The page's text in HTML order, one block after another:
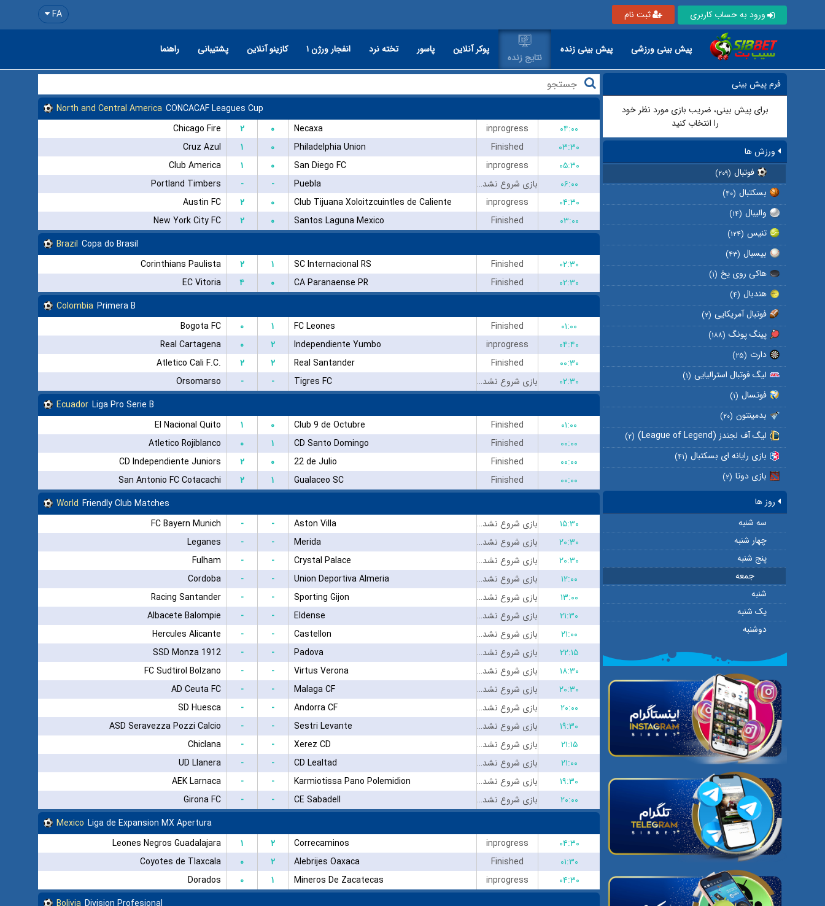
FA ورود به حساب کاربری ثبت نام
پیش بینی ورزشی پیش بینی زنده
نتایج زنده
پوکر آنلاین پاسور تخته نرد انفجار ورژن ۱ کازینو آنلاین پشتیبانی راهنما
فرم پیش بینی
برای پیش بینی، ضریب بازی مورد نظر خود
را انتخاب کنید
ورزش ها
فوتبال (۲۰۹)
بسکتبال (۴۰)
والیبال (۱۴)
تنیس (۱۲۴)
بیسبال (۴۳)
هاکی روی یخ (۱)
هندبال (۴)
فوتبال آمریکایی (۲)
پینگ پونگ (۱۸۸)
دارت (۲۵)
لیگ فوتبال استرالیایی (۱)
فوتسال (۱)
بدمینتون (۲۰)
لیگ آف لجندز (League of Legend) (۲)
بازی رایانه ای بسکتبال (۴۱)
بازی دوتا (۲)
روز ها
سه شنبه
چهار شنبه
پنج شنبه
جمعه
شنبه
یک شنبه
دوشنبه
North and Central America CONCACAF Leagues Cup
Chicago Fire
۲ ۰ Necaxa inprogress
۰۴:۰۰
Cruz Azul
۱ ۰ Philadelphia Union Finished
۰۳:۳۰
Club America
۱ ۰ San Diego FC inprogress
۰۵:۳۰
Portland Timbers
- - Puebla بازی شروع نشده است
۰۶:۰۰
Austin FC
۲ ۰ Club Tijuana Xoloitzcuintles de Caliente inprogress
۰۴:۳۰
New York City FC
۲ ۰ Santos Laguna Mexico Finished
۰۳:۰۰
Brazil Copa do Brasil
Corinthians Paulista
۲ ۱ SC Internacional RS Finished
۰۲:۳۰
EC Vitoria
۴ ۰ CA Paranaense PR Finished
۰۲:۳۰
Colombia Primera B
Bogota FC
۰ ۱ FC Leones Finished
۰۱:۰۰
Real Cartagena
۰ ۲ Independiente Yumbo inprogress
۰۴:۴۰
Atletico Cali F.C.
۲ ۲ Real Santander Finished
۰۰:۳۰
Orsomarso
- - Tigres FC بازی شروع نشده است
۰۲:۳۰
Ecuador Liga Pro Serie B
El Nacional Quito
۱ ۰ Club 9 de Octubre Finished
۰۱:۰۰
Atletico Rojiblanco
۰ ۱ CD Santo Domingo Finished
۰۰:۰۰
CD Independiente Juniors
۲ ۰ 22 de Julio Finished
۰۰:۰۰
San Antonio FC Cotacachi
۲ ۱ Gualaceo SC Finished
۰۰:۰۰
World Friendly Club Matches
FC Bayern Munich
- - Aston Villa بازی شروع نشده است
۱۵:۳۰
Leganes
- - Merida بازی شروع نشده است
۲۰:۳۰
Fulham
- - Crystal Palace بازی شروع نشده است
۲۰:۳۰
Cordoba
- - Union Deportiva Almeria بازی شروع نشده است
۱۲:۰۰
Racing Santander
- - Sporting Gijon بازی شروع نشده است
۱۳:۰۰
Albacete Balompie
- - Eldense بازی شروع نشده است
۲۱:۳۰
Hercules Alicante
- - Castellon بازی شروع نشده است
۲۱:۰۰
SSD Monza 1912
- - Padova بازی شروع نشده است
۲۲:۱۵
FC Sudtirol Bolzano
- - Virtus Verona بازی شروع نشده است
۱۸:۳۰
AD Ceuta FC
- - Malaga CF بازی شروع نشده است
۲۰:۳۰
SD Huesca
- - Andorra CF بازی شروع نشده است
۲۰:۰۰
ASD Seravezza Pozzi Calcio
- - Sestri Levante بازی شروع نشده است
۱۹:۳۰
Chiclana
- - Xerez CD بازی شروع نشده است
۲۱:۱۵
UD Llanera
- - CD Lealtad بازی شروع نشده است
۲۱:۰۰
AEK Larnaca
- - Karmiotissa Pano Polemidion بازی شروع نشده است
۱۹:۳۰
Girona FC
- - CE Sabadell بازی شروع نشده است
۲۰:۰۰
Mexico Liga de Expansion MX Apertura
Leones Negros Guadalajara
۱ ۲ Correcaminos inprogress
۰۴:۳۰
Coyotes de Tlaxcala
۰ ۲ Alebrijes Oaxaca Finished
۰۱:۳۰
Dorados
۰ ۱ Mineros De Zacatecas inprogress
۰۴:۳۰